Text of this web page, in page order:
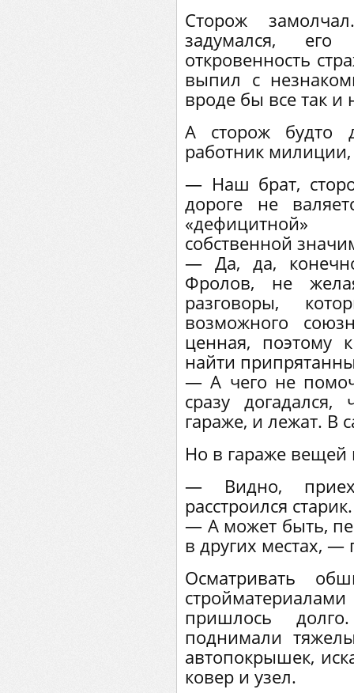
Сторож
задумался,
откровенность
выпил с
вроде бы все так и
А сторож будто
работник милиции,
— Наш брат,
дороге не
собственной
— Да, да,
Фролов, не
разговоры,
возможного
ценная, поэтому
найти
— А чего не
сразу
гараже, и лежат. В
Но в гараже вещей
— Видно,
расстроился старик.
— А может быть,
в других местах,
Осматривать
пришлось
поднимали
автопокрышек,
ковер и узел.